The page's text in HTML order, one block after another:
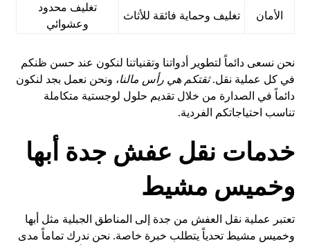
الأمان تغليف وحماية فائقة للأثاث
تغليف محدود
وعشوائي
نحن نسعى دائماً لتطوير أدواتنا وتقنياتنا لنكون عند حسن ظنكم
في كل عملية نقل.ثقتكم هي رأس مالنا، ونحن نعمل بجد لنكون
دائماً في الصدارة من خلال تقديم حلول لوجستية متكاملة
تناسب احتياجاتكم الفردية.
خدمات نقل عفش جدة أبها
وخميس مشيط
تعتبر عملية نقل العفش من جدة إلى المناطق الجبلية مثل أبها
وخميس مشيط تحدياً يتطلب خبرة خاصة. نحن ندرك تماماً مدى